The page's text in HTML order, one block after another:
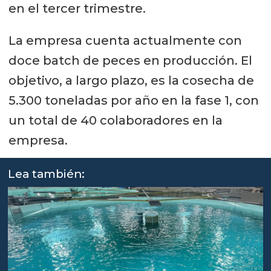
en el tercer trimestre.
La empresa cuenta actualmente con
doce batch de peces en producción. El
objetivo, a largo plazo, es la cosecha de
5.300 toneladas por año en la fase 1, con
un total de 40 colaboradores en la
empresa.
Lea también: